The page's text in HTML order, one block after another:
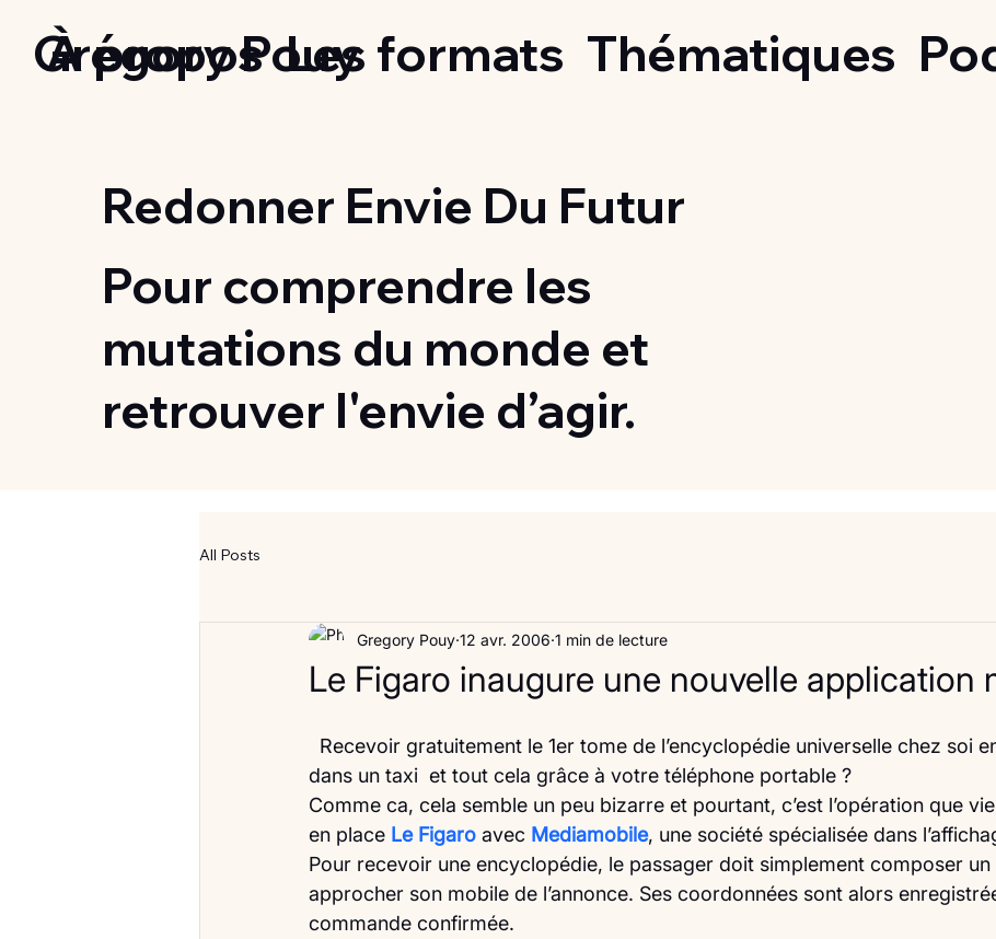
Grégory Pouy
À propos Les formats Thématiques
Redonner Envie Du Futur
Pour comprendre les
mutations du monde et
retrouver l'envie d’agir.
All Posts
Le Figaro inaugure une nouvelle application
Gregory Pouy 12 avr. 2006 1 min de lecture
dans un taxi  et tout cela grâce à votre téléphone portable ?
Comme ca, cela semble un peu bizarre et pourtant, c’est l’opération que
en place Le Figaro avec Mediamobile, une société spécialisée dans
Pour recevoir une encyclopédie, le passager doit simplement composer
approcher son mobile de l’annonce. Ses coordonnées sont alors
commande confirmée.